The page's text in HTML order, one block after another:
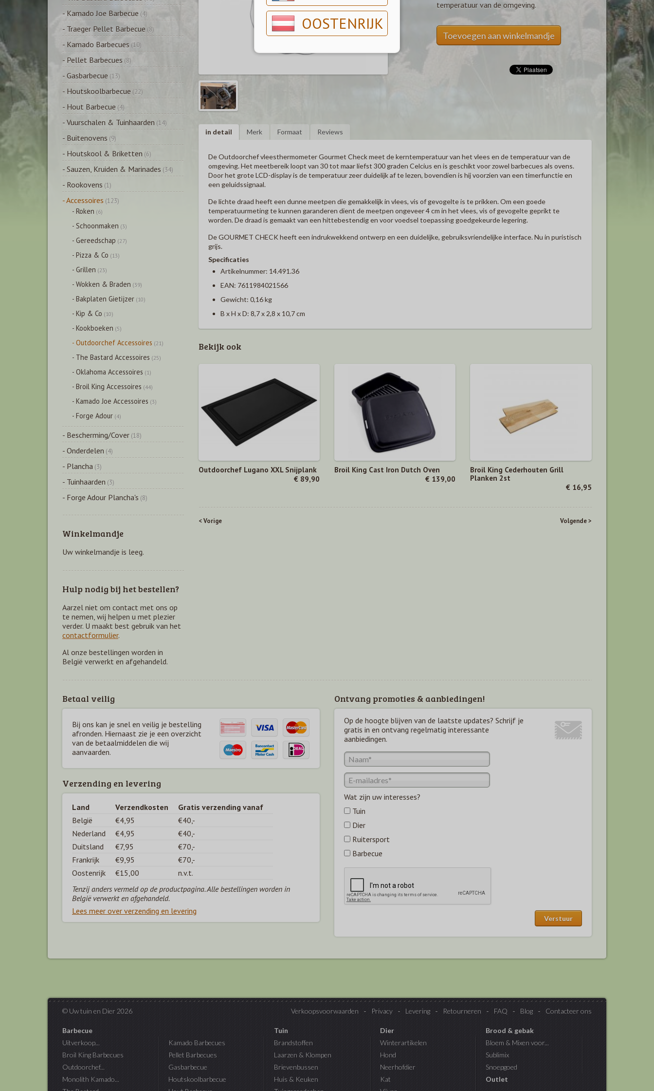
OOSTENRIJK
temperatuur van de omgeving.
Toevoegen aan winkelmandje
in detail Merk Formaat Reviews
De Outdoorchef vleesthermometer Gourmet Check meet de kerntemperatuur van het vlees en de temperatuur van de
omgeving. Het meetbereik loopt van 30 tot maar liefst 300 graden Celcius en is geschikt voor zowel barbecues als ovens.
Door het grote LCD-display is de temperatuur zeer duidelijk af te lezen, bovendien is hij voorzien van een timerfunctie en
een geluidssignaal.
De lichte draad heeft een dunne meetpen die gemakkelijk in vlees, vis of gevogelte is te prikken. Om een goede
temperatuurmeting te kunnen garanderen dient de meetpen ongeveer 4 cm in het vlees, vis of gevogelte geprikt te
worden. De draad is gemaakt van een hittebestendig en voor voedsel toepassing goedgekeurde legering.
De GOURMET CHECK heeft een indrukwekkend ontwerp en een duidelijke, gebruiksvriendelijke interface. Nu in puristisch
grijs.
Specificaties
Artikelnummer: 14.491.36
EAN: 7611984021566
Gewicht: 0,16 kg
B x H x D: 8,7 x 2,8 x 10,7 cm
Bekijk ook
Outdoorchef Lugano XXL Snijplank
€ 89,90
Broil King Cast Iron Dutch Oven
€ 139,00
Broil King Cederhouten Grill
Planken 2st
€ 16,95
< Vorige Volgende >
- Kamado Joe Barbecue (4)
- Traeger Pellet Barbecue (8)
- Kamado Barbecues (10)
- Pellet Barbecues (8)
- Gasbarbecue (13)
- Houtskoolbarbecue (22)
- Hout Barbecue (4)
- Vuurschalen & Tuinhaarden (14)
- Buitenovens (9)
- Houtskool & Briketten (6)
- Sauzen, Kruiden & Marinades (34)
- Rookovens (1)
- Accessoires (123)
- Roken (6)
- Schoonmaken (3)
- Gereedschap (27)
- Pizza & Co (13)
- Grillen (23)
- Wokken & Braden (39)
- Bakplaten Gietijzer (10)
- Kip & Co (10)
- Kookboeken (5)
- Outdoorchef Accessoires (21)
- The Bastard Accessoires (25)
- Oklahoma Accessoires (1)
- Broil King Accessoires (44)
- Kamado Joe Accessoires (3)
- Forge Adour (4)
- Bescherming/Cover (18)
- Onderdelen (4)
- Plancha (3)
- Tuinhaarden (3)
- Forge Adour Plancha's (8)
Winkelmandje
Uw winkelmandje is leeg.
Hulp nodig bij het bestellen?
Aarzel niet om contact met ons op
te nemen, wij helpen u met plezier
verder. U maakt best gebruik van het
contactformulier.
Al onze bestellingen worden in
België verwerkt en afgehandeld.
Betaal veilig
Bij ons kan je snel en veilig je bestelling
afronden. Hiernaast zie je een overzicht
van de betaalmiddelen die wij
aanvaarden.
Ontvang promoties & aanbiedingen!
Op de hoogte blijven van de laatste updates? Schrijf je
gratis in en ontvang regelmatig interessante
aanbiedingen.
Wat zijn uw interesses?
Tuin
Dier
Ruitersport
Barbecue
Verzending en levering
Land Verzendkosten
Gratis verzending vanaf
België
€4,95
€40,-
Nederland
€4,95
€40,-
Duitsland
€7,95
€70,-
Frankrijk
€9,95
€70,-
Oostenrijk
€15,00
n.v.t.
Tenzij anders vermeld op de productpagina. Alle bestellingen worden in
België verwerkt en afgehandeld.
Lees meer over verzending en levering
© Uw tuin en Dier 2026 Verkoopsvoorwaarden Privacy Levering Retourneren FAQ Blog Contacteer ons
Barbecue
Uitverkoop...
Broil King Barbecues
Outdoorchef...
Monolith Kamado...
Kamado Barbecues
Pellet Barbecues
Gasbarbecue
Houtskoolbarbecue
Tuin
Brandstoffen
Laarzen & Klompen
Brievenbussen
Huis & Keuken
Dier
Winterartikelen
Hond
Neerhofdier
Kat
Brood & gebak
Bloem & Mixen voor...
Sublimix
Snoepgoed
Outlet